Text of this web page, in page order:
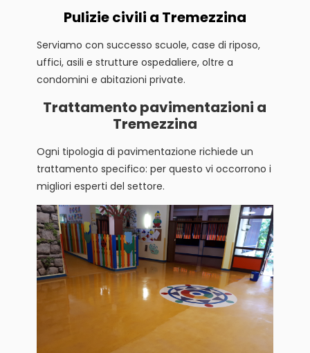
Pulizie civili a Tremezzina
Serviamo con successo scuole, case di riposo,
uffici, asili e strutture ospedaliere, oltre a
condomini e abitazioni private.
Trattamento pavimentazioni a
Tremezzina
Ogni tipologia di pavimentazione richiede un
trattamento specifico: per questo vi occorrono i
migliori esperti del settore.